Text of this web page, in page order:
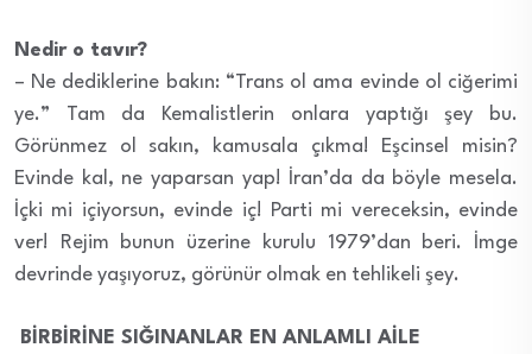
Nedir o tavır?
– Ne dediklerine bakın: “Trans ol ama evinde ol ciğerimi
ye.” Tam da Kemalistlerin onlara yaptığı şey bu.
Görünmez ol sakın, kamusala çıkma! Eşcinsel misin?
Evinde kal, ne yaparsan yap! İran’da da böyle mesela.
İçki mi içiyorsun, evinde iç! Parti mi vereceksin, evinde
ver! Rejim bunun üzerine kurulu 1979’dan beri. İmge
devrinde yaşıyoruz, görünür olmak en tehlikeli şey.
BİRBİRİNE SIĞINANLAR EN ANLAMLI AİLE